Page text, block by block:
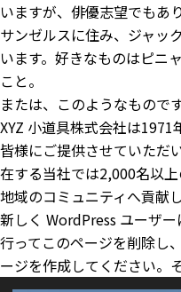
いますが、俳優志望でもあ
サンゼルスに住み、ジャッ
います。好きなものはピニ
こと。
または、このようなものです
XYZ 小道具株式会社は
皆様にご提供させていただ
在する当社では2,000名以
地域のコミュニティへ貢献
新しく WordPress ユーザー
行ってこのページを削除し
ージを作成してください。